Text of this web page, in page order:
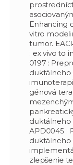
Enhancing
vitro
tumor.
: ex vivo to
0197 :
duktálneho
génová
duktálneho
APD0045 :
duktálneho
zlepšenie